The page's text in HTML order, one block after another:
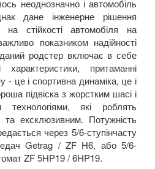
неоднозначно і автомобіль
дане інженерне рішення
на стійкості автомобіля на
показником надійності
родстер включає в себе
притаманні
- це і спортивна динаміка, це і
підвіска з жорстким шасі і
технологіями, які роблять
та ексклюзивним. Потужність
через 5/6-ступінчасту
Getrag / ZF H6, або 5/6-
ZF 5HP19 / 6HP19.